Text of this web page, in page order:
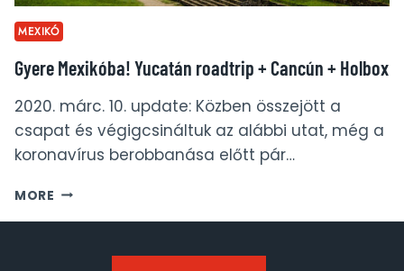
MEXIKÓ
Gyere Mexikóba! Yucatán roadtrip + Cancún + Holbox
2020. márc. 10. update: Közben összejött a
csapat és végigcsináltuk az alábbi utat, még a
koronavírus berobbanása előtt pár…
MORE GYERE